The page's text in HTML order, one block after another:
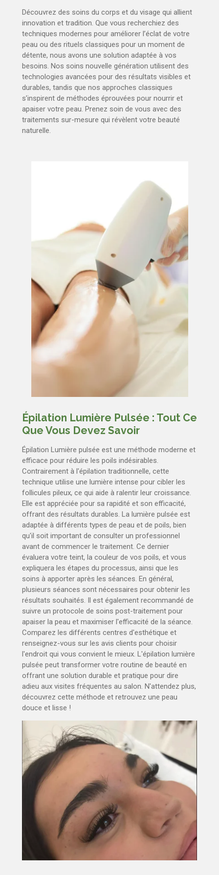
Découvrez des soins du corps et du visage qui allient
innovation et tradition. Que vous recherchiez des
techniques modernes pour améliorer l’éclat de votre
peau ou des rituels classiques pour un moment de
détente, nous avons une solution adaptée à vos
besoins. Nos soins nouvelle génération utilisent des
technologies avancées pour des résultats visibles et
durables, tandis que nos approches classiques
s’inspirent de méthodes éprouvées pour nourrir et
apaiser votre peau. Prenez soin de vous avec des
traitements sur-mesure qui révèlent votre beauté
naturelle.
Épilation Lumière Pulsée : Tout Ce
Que Vous Devez Savoir
Épilation Lumière pulsée est une méthode moderne et
efficace pour réduire les poils indésirables.
Contrairement à l'épilation traditionnelle, cette
technique utilise une lumière intense pour cibler les
follicules pileux, ce qui aide à ralentir leur croissance.
Elle est appréciée pour sa rapidité et son efficacité,
offrant des résultats durables. La lumière pulsée est
adaptée à différents types de peau et de poils, bien
qu'il soit important de consulter un professionnel
avant de commencer le traitement. Ce dernier
évaluera votre teint, la couleur de vos poils, et vous
expliquera les étapes du processus, ainsi que les
soins à apporter après les séances. En général,
plusieurs séances sont nécessaires pour obtenir les
résultats souhaités. Il est également recommandé de
suivre un protocole de soins post-traitement pour
apaiser la peau et maximiser l'efficacité de la séance.
Comparez les différents centres d'esthétique et
renseignez-vous sur les avis clients pour choisir
l'endroit qui vous convient le mieux. L'épilation lumière
pulsée peut transformer votre routine de beauté en
offrant une solution durable et pratique pour dire
adieu aux visites fréquentes au salon. N'attendez plus,
découvrez cette méthode et retrouvez une peau
douce et lisse !